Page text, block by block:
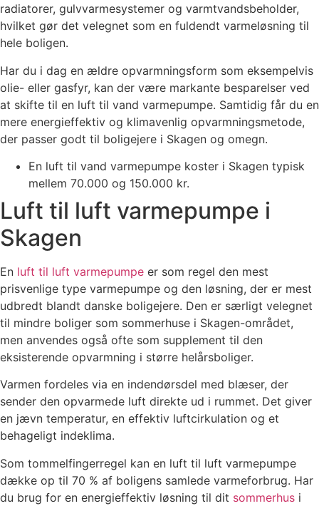
radiatorer, gulvvarmesystemer og varmtvandsbeholder,
hvilket gør det velegnet som en fuldendt varmeløsning til
hele boligen.
Har du i dag en ældre opvarmningsform som eksempelvis
olie- eller gasfyr, kan der være markante besparelser ved
at skifte til en luft til vand varmepumpe. Samtidig får du en
mere energieffektiv og klimavenlig opvarmningsmetode,
der passer godt til boligejere i Skagen og omegn.
En luft til vand varmepumpe koster i Skagen typisk
mellem 70.000 og 150.000 kr.
Luft til luft varmepumpe i
Skagen
En luft til luft varmepumpe er som regel den mest
prisvenlige type varmepumpe og den løsning, der er mest
udbredt blandt danske boligejere. Den er særligt velegnet
til mindre boliger som sommerhuse i Skagen-området,
men anvendes også ofte som supplement til den
eksisterende opvarmning i større helårsboliger.
Varmen fordeles via en indendørsdel med blæser, der
sender den opvarmede luft direkte ud i rummet. Det giver
en jævn temperatur, en effektiv luftcirkulation og et
behageligt indeklima.
Som tommelfingerregel kan en luft til luft varmepumpe
dække op til 70 % af boligens samlede varmeforbrug. Har
du brug for en energieffektiv løsning til dit sommerhus i